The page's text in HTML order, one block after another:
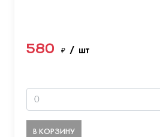
580 ₽ / шт
В КОРЗИНУ